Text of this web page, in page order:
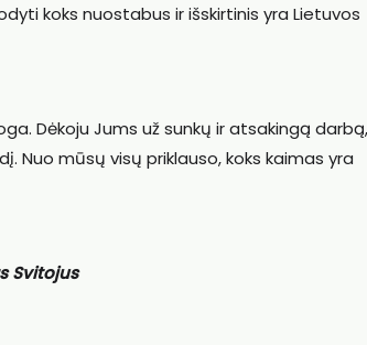
koks nuostabus ir išskirtinis yra Lietuvos
Dėkoju Jums už sunkų ir atsakingą darbą,
Nuo mūsų visų priklauso, koks kaimas yra
Svitojus